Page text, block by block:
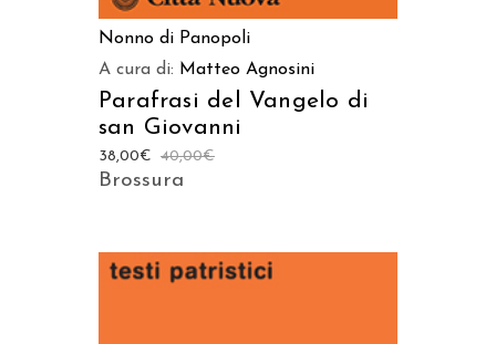
Nonno di Panopoli
A cura di: Matteo Agnosini
Parafrasi del Vangelo di
san Giovanni
40,00€
38,00€
Brossura